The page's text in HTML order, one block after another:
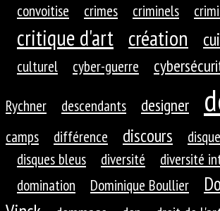
convoitise
crimes criminels
critique d'art création
culturel
cyber-guerre
Rychner
descendants designer
camps
différence discours disque
disques bleus diversité
diversité
domination
Dominique Boullier